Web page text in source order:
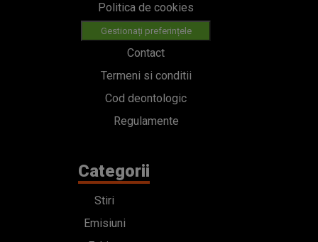
Politica de cookies
Gestionați preferințele
Contact
Termeni si conditii
Cod deontologic
Regulamente
Categorii
Stiri
Emisiuni